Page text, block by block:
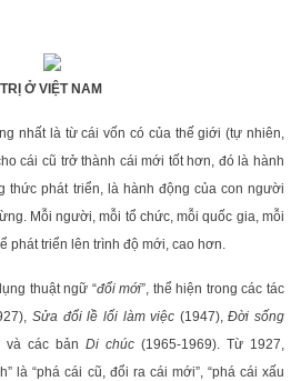
Ở VIỆT NAM
nhất là từ cái vốn có của thế giới (tự nhiên,
cái cũ trở thành cái mới tốt hơn, đó là hành
thức phát triển, là hành động của con người
Mỗi người, mỗi tổ chức, mỗi quốc gia, mỗi
phát triển lên trình độ mới, cao hơn.
thuật ngữ “đổi mới”, thể hiện trong các tác
Sửa đổi lề lối làm việc (1947),Đời sống
và các bản Di chúc (1965-1969). Từ 1927,
là “phá cái cũ, đổi ra cái mới”, “phá cái xấu